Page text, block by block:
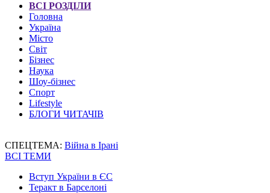
ВСІ РОЗДІЛИ
Головна
Україна
Місто
Світ
Бізнес
Наука
Шоу-бізнес
Спорт
Lifestyle
БЛОГИ ЧИТАЧІВ
СПЕЦТЕМА: Війна в Ірані
ВСІ ТЕМИ
Вступ України в ЄС
Теракт в Барселоні